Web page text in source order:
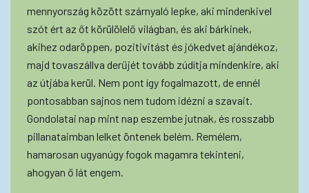
mennyország között szárnyaló lepke, aki mindenkivel
szót ért az őt körülölelő világban, és aki bárkinek,
akihez odaröppen, pozitivitást és jókedvet ajándékoz,
majd tovaszállva derűjét tovább zúdítja mindenkire, aki
az útjába kerül. Nem pont így fogalmazott, de ennél
pontosabban sajnos nem tudom idézni a szavait.
Gondolatai nap mint nap eszembe jutnak, és rosszabb
pillanataimban lelket öntenek belém. Remélem,
hamarosan ugyanúgy fogok magamra tekinteni,
ahogyan ő lát engem.